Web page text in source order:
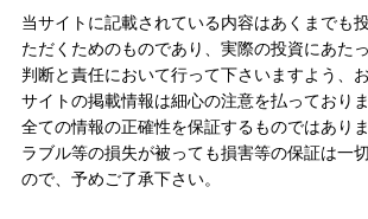
当サイトに記載されている内容はあくまでも
ただくためのものであり、実際の投資にあた
判断と責任において行って下さいますよう、
サイトの掲載情報は細心の注意を払っており
全ての情報の正確性を保証するものではあり
ラブル等の損失が被っても損害等の保証は一
ので、予めご了承下さい。